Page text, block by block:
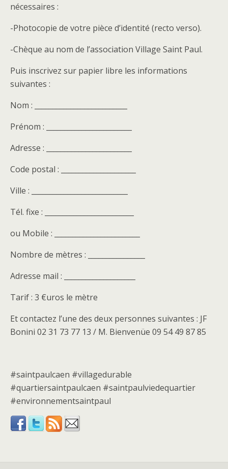
nécessaires :
-Photocopie de votre pièce d’identité (recto verso).
-Chèque au nom de l’association Village Saint Paul.
Puis inscrivez sur papier libre les informations
suivantes :
Nom : __________________________
Prénom : ________________________
Adresse : ________________________
Code postal : _____________________
Ville : ___________________________
Tél. fixe : _________________________
ou Mobile : ________________________
Nombre de mètres : ________________
Adresse mail : ____________________
Tarif : 3 €uros le mètre
Et contactez l’une des deux personnes suivantes : JF
Bonini 02 31 73 77 13 / M. Bienvenüe 09 54 49 87 85
#saintpaulcaen #villagedurable
#quartiersaintpaulcaen #saintpaulviedequartier
#environnementsaintpaul